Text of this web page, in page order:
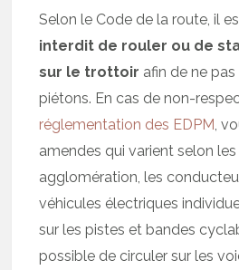
Selon le Code de la route, il
interdit de rouler ou de
sur le trottoir afin de ne
piétons. En cas de non-
réglementation des EDPM,
amendes qui varient selon les
agglomération, les
véhicules électriques
sur les pistes et bandes
possible de circuler sur les